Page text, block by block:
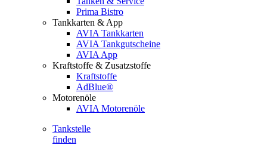
Prima Bistro
Tankkarten & App
AVIA Tankkarten
AVIA Tankgutscheine
AVIA App
Kraftstoffe & Zusatzstoffe
Kraftstoffe
AdBlue®
Motorenöle
AVIA Motorenöle
Tankstelle
finden